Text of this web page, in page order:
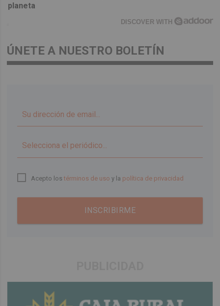
planeta
DISCOVER WITH
ÚNETE A NUESTRO BOLETÍN
Acepto lostérminos de uso y la política de privacidad
INSCRIBIRME